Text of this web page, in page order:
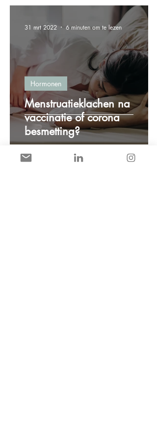
Menstruatieklachen na
vaccinatie of corona
besmetting?
Hormonen
31 mrt 2022 6 minuten om te lezen